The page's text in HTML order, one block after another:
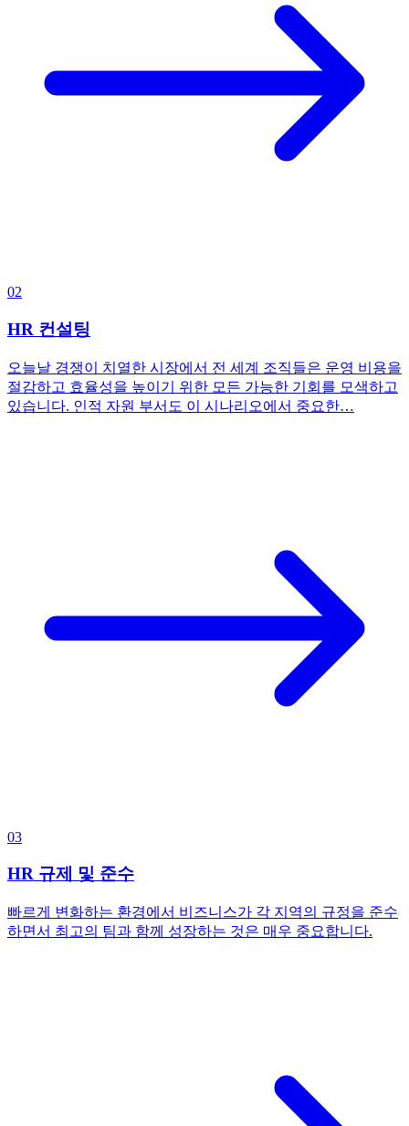
02
HR 컨설팅
오늘날 경쟁이 치열한 시장에서 전 세계 조직들은 운영 비용을
절감하고 효율성을 높이기 위한 모든 가능한 기회를 모색하고
있습니다. 인적 자원 부서도 이 시나리오에서 중요한…
03
HR 규제 및 준수
빠르게 변화하는 환경에서 비즈니스가 각 지역의 규정을 준수
하면서 최고의 팀과 함께 성장하는 것은 매우 중요합니다.